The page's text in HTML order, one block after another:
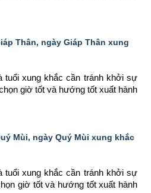
Thân, ngày Giáp Thân xung
tuổi xung khắc cần tránh khởi sự
giờ tốt và hướng tốt xuất hành
Mùi, ngày Quý Mùi xung khắc
tuổi xung khắc cần tránh khởi sự
giờ tốt và hướng tốt xuất hành